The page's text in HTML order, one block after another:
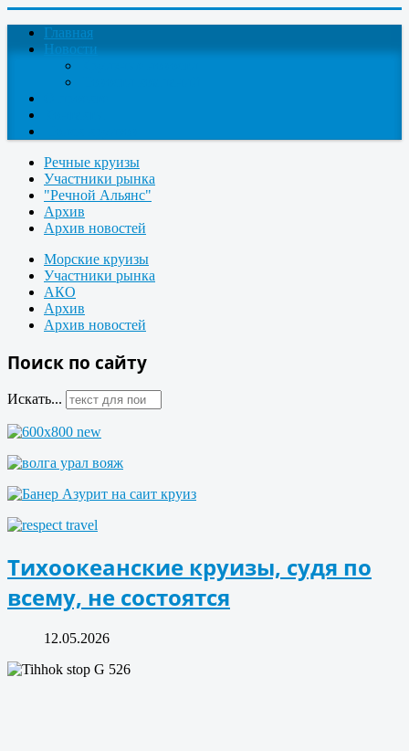
Главная
Новости
Речные круизы
Участники рынка
"Речной Альянс"
Архив
Архив новостей
Морские круизы
Участники рынка
АКО
Архив
Архив новостей
Поиск по сайту
Искать...
Тихоокеанские круизы, судя по
всему, не состоятся
12.05.2026